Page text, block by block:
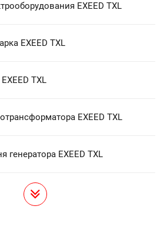
EXEED TXL
EXEED TXL
TXL
EXEED TXL
генератора EXEED TXL